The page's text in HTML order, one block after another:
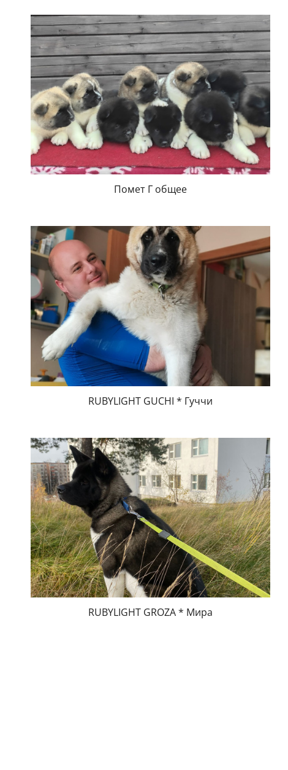
Помет Г общее
RUBYLIGHT GUCHI * Гуччи
RUBYLIGHT GROZA * Мира